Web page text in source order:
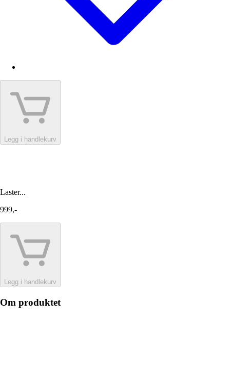
Legg i handlekurv
Laster...
999,-
Legg i handlekurv
Om produktet